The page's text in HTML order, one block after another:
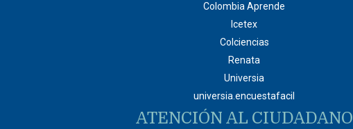
Colombia Aprende
Icetex
Colciencias
Renata
Universia
universia.encuestafacil
ATENCIÓN AL CIUDADANO